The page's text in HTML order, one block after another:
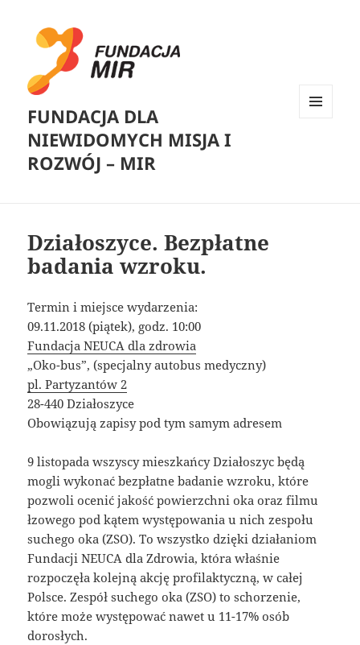
FUNDACJA DLA
NIEWIDOMYCH MISJA I
ROZWÓJ – MIR
Działoszyce. Bezpłatne
badania wzroku.
Termin i miejsce wydarzenia:
09.11.2018 (piątek), godz. 10:00
Fundacja NEUCA dla zdrowia
„Oko-bus”, (specjalny autobus medyczny)
pl. Partyzantów 2
28-440 Działoszyce
Obowiązują zapisy pod tym samym adresem
9 listopada wszyscy mieszkańcy Działoszyc będą
mogli wykonać bezpłatne badanie wzroku, które
pozwoli ocenić jakość powierzchni oka oraz filmu
łzowego pod kątem występowania u nich zespołu
suchego oka (ZSO). To wszystko dzięki działaniom
Fundacji NEUCA dla Zdrowia, która właśnie
rozpoczęła kolejną akcję profilaktyczną, w całej
Polsce. Zespół suchego oka (ZSO) to schorzenie,
które może występować nawet u 11-17% osób
dorosłych.